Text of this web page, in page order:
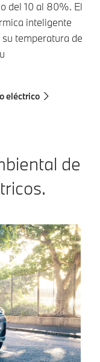
del 10 al 80%. El
inteligente
temperatura de
eléctrico
de